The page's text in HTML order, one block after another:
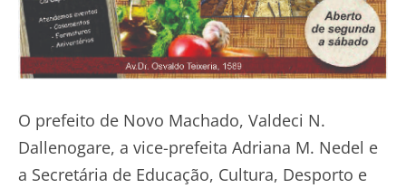
O prefeito de Novo Machado, Valdeci N.
Dallenogare, a vice-prefeita Adriana M. Nedel e
a Secretária de Educação, Cultura, Desporto e